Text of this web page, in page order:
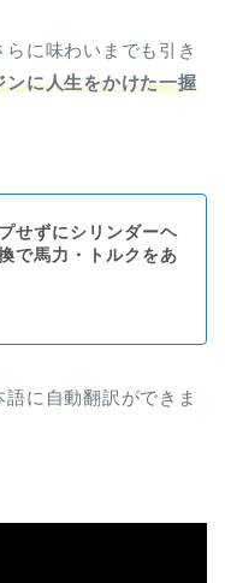
に味わいまでも引き
ンに人生をかけた一握
せずにシリンダーヘ
で馬力・トルクをあ
に自動翻訳ができま